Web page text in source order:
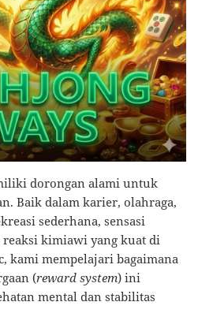
dorongan alami untuk
Baik dalam karier, olahraga,
sederhana, sensasi
reaksi kimiawi yang kuat di
kami mempelajari bagaimana
(reward system) ini
mental dan stabilitas